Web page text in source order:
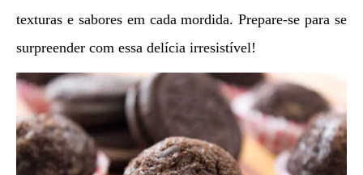
texturas e sabores em cada mordida. Prepare-se para se
surpreender com essa delícia irresistível!